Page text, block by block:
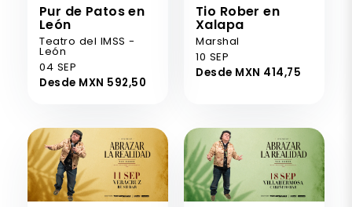
Pur de Patos en
León
Teatro del IMSS -
León
04 SEP
Desde MXN 592,50
Tio Rober en
Xalapa
Marshal
10 SEP
Desde MXN 414,75